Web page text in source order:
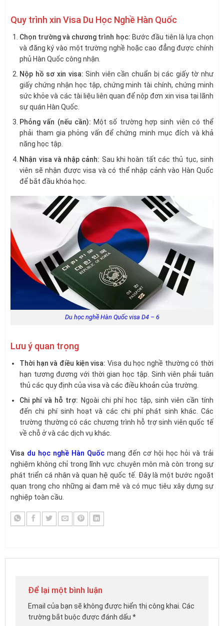
Quy trình xin Visa Du Học Nghề Hàn Quốc
Chọn trường và chương trình học: Bước đầu tiên là lựa chọn
và đăng ký vào một trường nghề hoặc cao đẳng được chính
phủ Hàn Quốc công nhận.
Nộp hồ sơ xin visa: Sinh viên cần chuẩn bị các giấy tờ như
giấy chứng nhận học tập, chứng minh tài chính, chứng minh
sức khỏe và các tài liệu liên quan để nộp đơn xin visa tại lãnh
sự quán Hàn Quốc.
Phỏng vấn (nếu cần): Một số trường hợp sinh viên có thể
phải tham gia phỏng vấn để chứng minh mục đích và khả
năng học tập.
Nhận visa và nhập cảnh: Sau khi hoàn tất các thủ tục, sinh
viên sẽ nhận được visa và có thể nhập cảnh vào Hàn Quốc
để bắt đầu khóa học.
Du học nghề Hàn Quốc visa D4 – 6
Lưu ý quan trọng
Thời hạn và điều kiện visa: Visa du học nghề thường có thời
hạn tương đương với thời gian học tập. Sinh viên phải tuân
thủ các quy định của visa và các điều khoản của trường.
Chi phí và hỗ trợ: Ngoài chi phí học tập, sinh viên cần tính
đến chi phí sinh hoạt và các chi phí phát sinh khác. Các
trường thường có các chương trình hỗ trợ sinh viên quốc tế
về chỗ ở và các dịch vụ khác.
Visa du học nghề Hàn Quốc mang đến cơ hội học hỏi và trải
nghiệm không chỉ trong lĩnh vực chuyên môn mà còn trong sự
phát triển cá nhân và quan hệ quốc tế. Đây là một bước ngoặt
quan trọng cho những ai đam mê và có mục tiêu xây dựng sự
nghiệp toàn cầu.
Để lại một bình luận
Email của bạn sẽ không được hiển thị công khai. Các
trường bắt buộc được đánh dấu *